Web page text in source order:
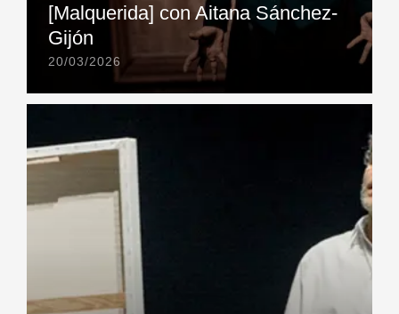
[Malquerida] con Aitana Sánchez-
Gijón
20/03/2026